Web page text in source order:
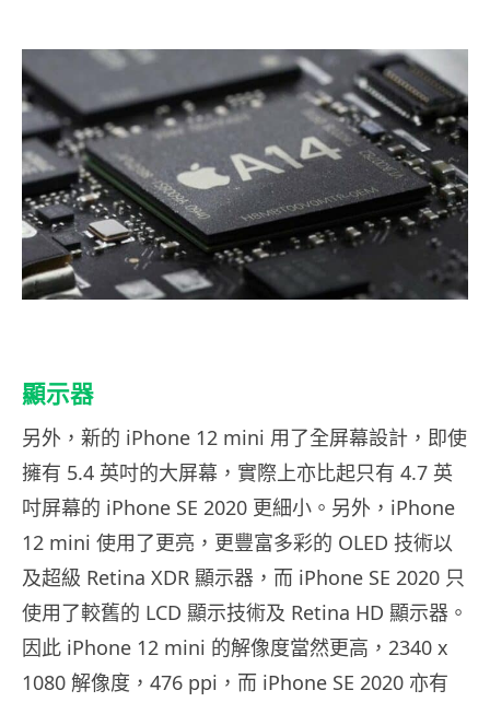
顯示器
另外，新的 iPhone 12 mini 用了全屏幕設計，即使
擁有 5.4 英吋的大屏幕，實際上亦比起只有 4.7 英
吋屏幕的 iPhone SE 2020 更細小。另外，iPhone
12 mini 使用了更亮，更豐富多彩的 OLED 技術以
及超級 Retina XDR 顯示器，而 iPhone SE 2020 只
使用了較舊的 LCD 顯示技術及 Retina HD 顯示器。
因此 iPhone 12 mini 的解像度當然更高，2340 x
1080 解像度，476 ppi，而 iPhone SE 2020 亦有